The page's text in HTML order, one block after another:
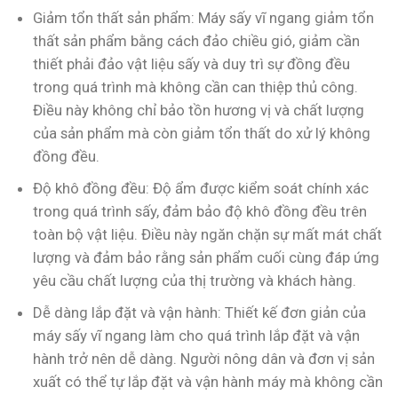
Giảm tổn thất sản phẩm: Máy sấy vĩ ngang giảm tổn
thất sản phẩm bằng cách đảo chiều gió, giảm cần
thiết phải đảo vật liệu sấy và duy trì sự đồng đều
trong quá trình mà không cần can thiệp thủ công.
Điều này không chỉ bảo tồn hương vị và chất lượng
của sản phẩm mà còn giảm tổn thất do xử lý không
đồng đều.
Độ khô đồng đều: Độ ẩm được kiểm soát chính xác
trong quá trình sấy, đảm bảo độ khô đồng đều trên
toàn bộ vật liệu. Điều này ngăn chặn sự mất mát chất
lượng và đảm bảo rằng sản phẩm cuối cùng đáp ứng
yêu cầu chất lượng của thị trường và khách hàng.
Dễ dàng lắp đặt và vận hành: Thiết kế đơn giản của
máy sấy vĩ ngang làm cho quá trình lắp đặt và vận
hành trở nên dễ dàng. Người nông dân và đơn vị sản
xuất có thể tự lắp đặt và vận hành máy mà không cần